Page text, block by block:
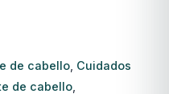
de cabello Cuidados
de cabello